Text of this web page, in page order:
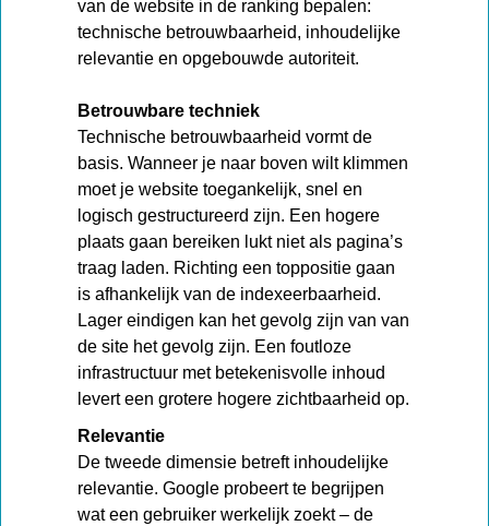
van de website in de ranking bepalen:
technische betrouwbaarheid, inhoudelijke
relevantie en opgebouwde autoriteit.
Betrouwbare techniek
Technische betrouwbaarheid vormt de
basis. Wanneer je naar boven wilt klimmen
moet je website toegankelijk, snel en
logisch gestructureerd zijn. Een hogere
plaats gaan bereiken lukt niet als pagina’s
traag laden. Richting een toppositie gaan
is afhankelijk van de indexeerbaarheid.
Lager eindigen kan het gevolg zijn van van
de site het gevolg zijn. Een foutloze
infrastructuur met betekenisvolle inhoud
levert een grotere hogere zichtbaarheid op.
Relevantie
De tweede dimensie betreft inhoudelijke
relevantie. Google probeert te begrijpen
wat een gebruiker werkelijk zoekt – de